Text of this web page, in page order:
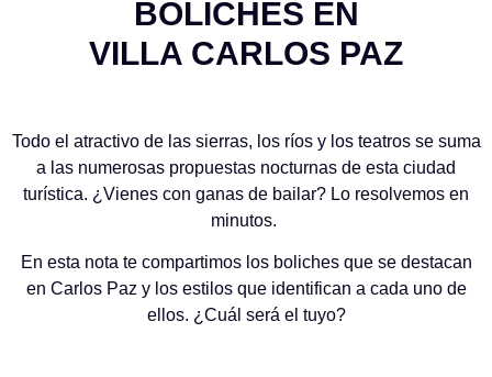
BOLICHES EN
VILLA CARLOS PAZ
Todo el atractivo de las sierras, los ríos y los teatros se suma
a las numerosas propuestas nocturnas de esta ciudad
turística. ¿Vienes con ganas de bailar? Lo resolvemos en
minutos.
En esta nota te compartimos los boliches que se destacan
en Carlos Paz y los estilos que identifican a cada uno de
ellos. ¿Cuál será el tuyo?